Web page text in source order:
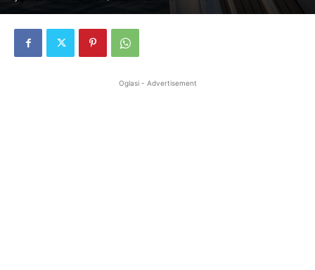
Oglasi - Advertisement